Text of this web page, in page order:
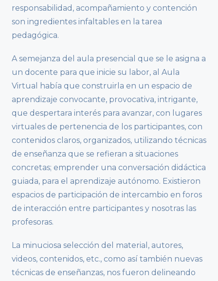
responsabilidad, acompañamiento y contención
son ingredientes infaltables en la tarea
pedagógica.
A semejanza del aula presencial que se le asigna a
un docente para que inicie su labor, al Aula
Virtual había que construirla en un espacio de
aprendizaje convocante, provocativa, intrigante,
que despertara interés para avanzar, con lugares
virtuales de pertenencia de los participantes, con
contenidos claros, organizados, utilizando técnicas
de enseñanza que se refieran a situaciones
concretas; emprender una conversación didáctica
guiada, para el aprendizaje autónomo. Existieron
espacios de participación de intercambio en foros
de interacción entre participantes y nosotras las
profesoras.
La minuciosa selección del material, autores,
videos, contenidos, etc., como así también nuevas
técnicas de enseñanzas, nos fueron delineando